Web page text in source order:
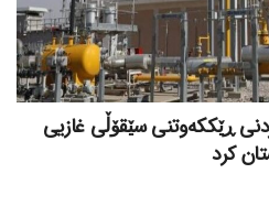
ڕێککەوتنی سێقۆڵی غازیی
کرد